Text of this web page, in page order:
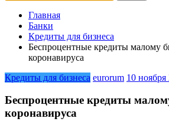
Главная
Банки
Кредиты для бизнеса
Беспроцентные кредиты малому
коронавируса
Кредиты для бизнеса eurorum 10 ноября
Беспроцентные кредиты
коронавируса